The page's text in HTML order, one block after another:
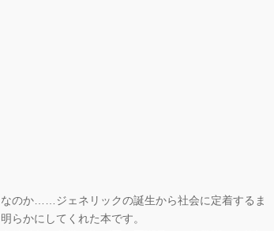
のか……ジェネリックの誕生から社会に定着するま
らかにしてくれた本です。